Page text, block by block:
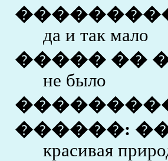
да и так мало
����� ��
не было
������:
красивая